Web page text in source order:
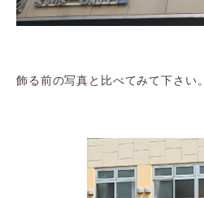
飾る前の写真と比べてみて下さい。